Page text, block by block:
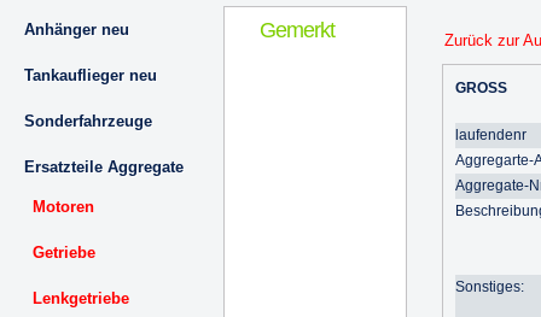
Anhänger neu
Tankauflieger neu
Sonderfahrzeuge
Ersatzteile Aggregate
Motoren
Getriebe
Lenkgetriebe
Gemerkt Zurück zur
GROSS
laufendenr
Aggregarte-
Aggregate-
Sonstiges: